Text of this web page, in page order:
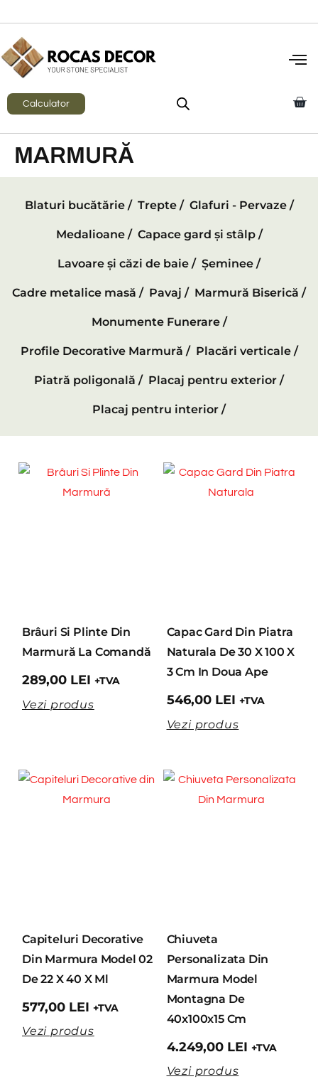
Calculator
MARMURĂ
Blaturi bucătărie / Trepte / Glafuri - Pervaze /
Medalioane / Capace gard și stâlp /
Lavoare și căzi de baie / Șeminee /
Cadre metalice masă / Pavaj / Marmură Biserică /
Monumente Funerare /
Profile Decorative Marmură / Placări verticale /
Piatră poligonală / Placaj pentru exterior /
Placaj pentru interior /
Brâuri Si Plinte Din
Marmură La Comandă
289,00 LEI +TVA
Vezi produs
Capac Gard Din Piatra
Naturala De 30 X 100 X
3 Cm In Doua Ape
546,00 LEI +TVA
Vezi produs
Capiteluri Decorative
Din Marmura Model 02
De 22 X 40 X Ml
577,00 LEI +TVA
Vezi produs
Chiuveta
Personalizata Din
Marmura Model
Montagna De
40x100x15 Cm
4.249,00 LEI +TVA
Vezi produs